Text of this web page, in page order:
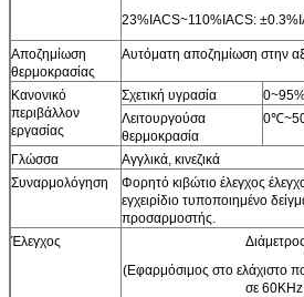
23%IACS~110%IACS:
Αποζημίωση
θερμοκρασίας
Αυτόματη αποζημίωση στην
Κανονικό
περιβάλλον
εργασίας
Σχετική υγρασία
Λειτουργούσα
θερμοκρασία
Γλώσσα
Αγγλικά, κινεζικά
Συναρμολόγηση
Φορητό κιβώτιο έλεγχος
εγχειρίδιο τυποποιημένο
προσαρμοστής.
Έλεγχος
(Εφαρμόσιμος στο ελάχιστο
σε